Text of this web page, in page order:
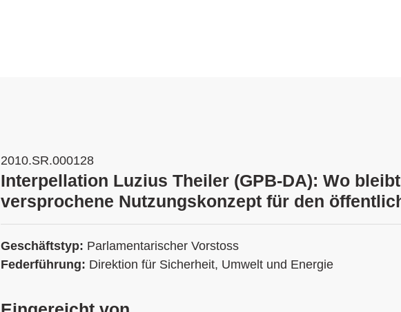
2010.SR.000128
Interpellation Luzius Theiler (GPB-DA): Wo
versprochene Nutzungskonzept für den
Geschäftstyp: Parlamentarischer Vorstoss
Federführung: Direktion für Sicherheit, Umwelt und Energie